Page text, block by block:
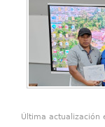
Última actualización